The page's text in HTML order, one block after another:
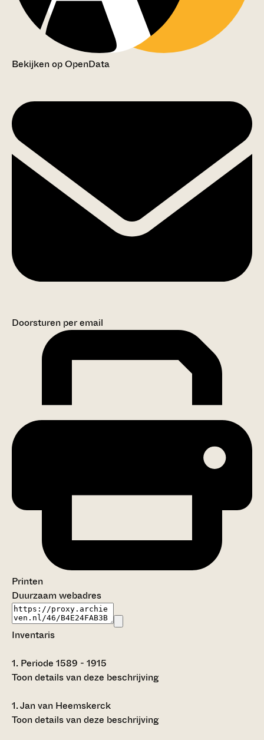
Bekijken op OpenData
Doorsturen per email
Printen
Duurzaam webadres
Inventaris
1. Periode 1589 - 1915
Toon details van deze beschrijving
1.Jan van Heemskerck
Toon details van deze beschrijving